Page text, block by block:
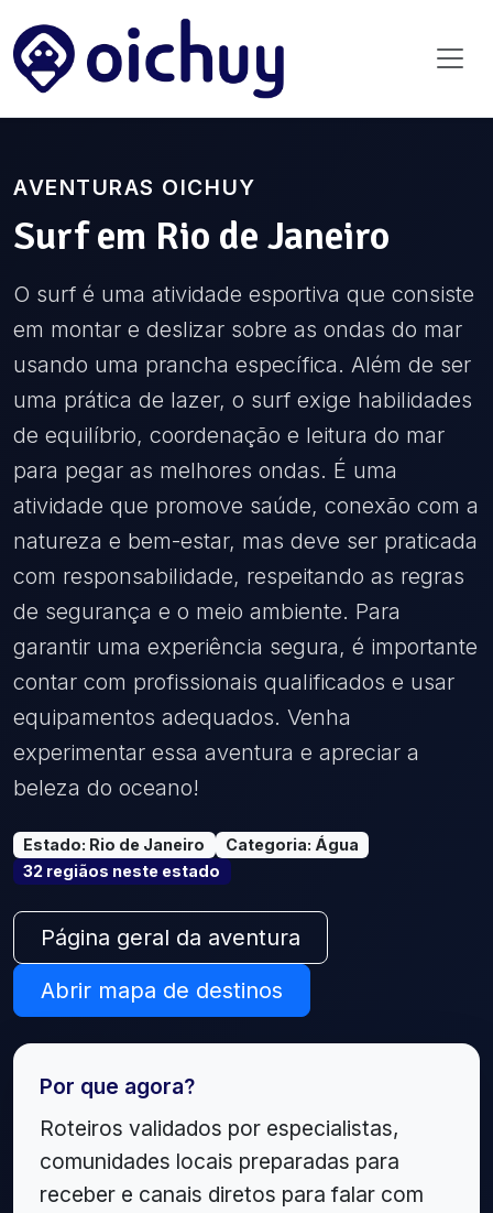
AVENTURAS OICHUY
Surfem Rio de Janeiro
O surf é uma atividade esportiva que consiste
em montar e deslizar sobre as ondas do mar
usando uma prancha específica. Além de ser
uma prática de lazer, o surf exige habilidades
de equilíbrio, coordenação e leitura do mar
para pegar as melhores ondas. É uma
atividade que promove saúde, conexão com a
natureza e bem-estar, mas deve ser praticada
com responsabilidade, respeitando as regras
de segurança e o meio ambiente. Para
garantir uma experiência segura, é importante
contar com profissionais qualificados e usar
equipamentos adequados. Venha
experimentar essa aventura e apreciar a
beleza do oceano!
Estado: Rio de Janeiro Categoria: Água
32 regiãos neste estado
Página geral da aventura
Abrir mapa de destinos
Por que agora?
Roteiros validados por especialistas,
comunidades locais preparadas para
receber e canais diretos para falar com